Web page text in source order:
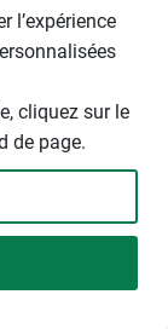
l’expérience
cliquez sur le
de page.